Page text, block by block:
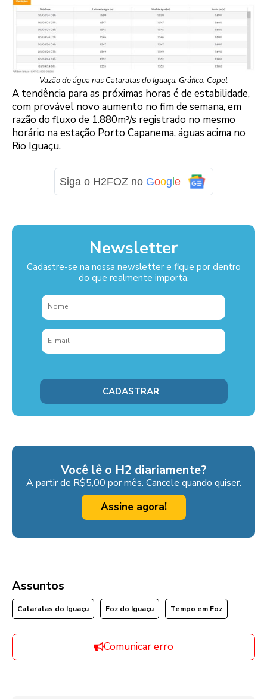
Vazão de água nas Cataratas do Iguaçu. Gráfico: Copel
A tendência para as próximas horas é de estabilidade,
com provável novo aumento no fim de semana, em
razão do fluxo de 1.880m³/s registrado no mesmo
horário na estação Porto Capanema, águas acima no
Rio Iguaçu.
Siga o H2FOZ no Goog e
Newsletter
Cadastre-se na nossa newsletter e fique por dentro
do que realmente importa.
Você lê o H2 diariamente?
A partir de R$5,00 por mês. Cancele quando quiser.
Assine agora!
Assuntos
Cataratas do Iguaçu Foz do Iguaçu Tempo em Foz
Comunicar erro